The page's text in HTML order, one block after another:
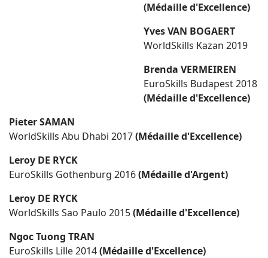
(Médaille d'Excellence)
Yves VAN BOGAERT
WorldSkills Kazan 2019
Brenda VERMEIREN
EuroSkills Budapest 2018
(Médaille d'Excellence)
Pieter SAMAN
WorldSkills Abu Dhabi 2017(Médaille d'Excellence)
Leroy DE RYCK
EuroSkills Gothenburg 2016(Médaille d'Argent)
Leroy DE RYCK
WorldSkills Sao Paulo 2015(Médaille d'Excellence)
Ngoc Tuong TRAN
EuroSkills Lille 2014(Médaille d'Excellence)